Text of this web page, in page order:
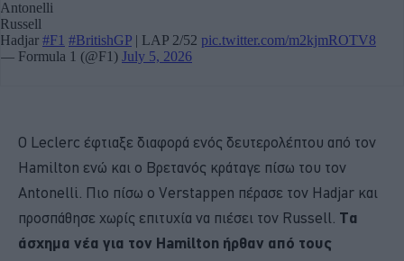
O Leclerc έφτιαξε διαφορά ενός δευτερολέπτου από τον
Hamilton ενώ και ο Βρετανός κράταγε πίσω του τον
Antonelli. Πιο πίσω ο Verstappen πέρασε τον Hadjar και
προσπάθησε χωρίς επιτυχία να πιέσει τον Russell. Τα
άσχημα νέα για τον Hamilton ήρθαν από τους